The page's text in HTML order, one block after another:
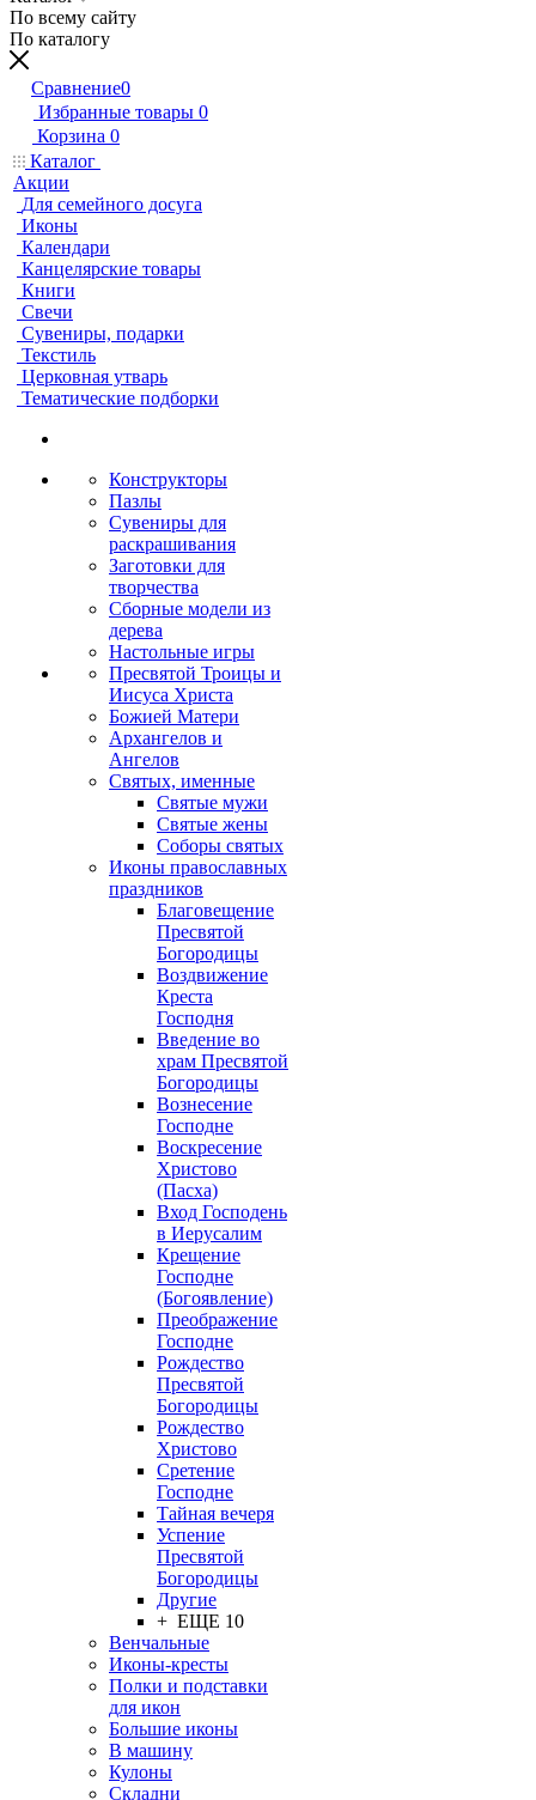
По всему сайту
По каталогу
Сравнение0
Избранные товары 0
Корзина 0
Каталог
Акции
Для семейного досуга
Иконы
Календари
Канцелярские товары
Книги
Свечи
Сувениры, подарки
Текстиль
Церковная утварь
Тематические подборки
Конструкторы
Пазлы
Сувениры для
раскрашивания
Заготовки для
творчества
Сборные модели из
дерева
Настольные игры
Пресвятой Троицы и
Иисуса Христа
Божией Матери
Архангелов и
Ангелов
Святых, именные
Святые мужи
Святые жены
Соборы святых
Иконы православных
праздников
Благовещение
Пресвятой
Богородицы
Воздвижение
Креста
Господня
Введение во
храм Пресвятой
Богородицы
Вознесение
Господне
Воскресение
Христово
(Пасха)
Вход Господень
в Иерусалим
Крещение
Господне
(Богоявление)
Преображение
Господне
Рождество
Пресвятой
Богородицы
Рождество
Христово
Сретение
Господне
Тайная вечеря
Успение
Пресвятой
Богородицы
Другие
+ ЕЩЕ 10
Венчальные
Иконы-кресты
Полки и подставки
для икон
Большие иконы
В машину
Кулоны
Складни